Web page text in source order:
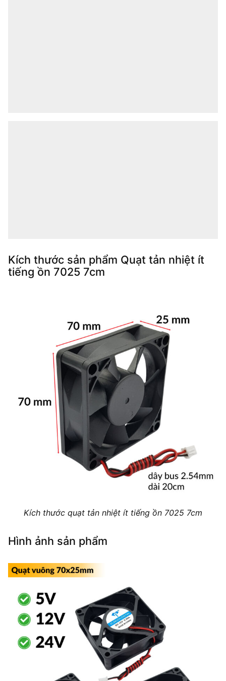
Kích thước sản phẩm Quạt tản nhiệt ít
tiếng ồn 7025 7cm
Kích thước quạt tản nhiệt ít tiếng ồn 7025 7cm
Hình ảnh sản phẩm